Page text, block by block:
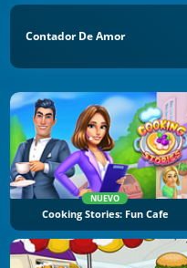
Contador De Amor
NUEVO
Cooking Stories: Fun Cafe